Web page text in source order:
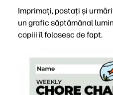
Imprimați, postați și
un grafic săptămânal
copiii îl folosesc de fapt.
Comoditate de
Motivație prietenoasă
Structura